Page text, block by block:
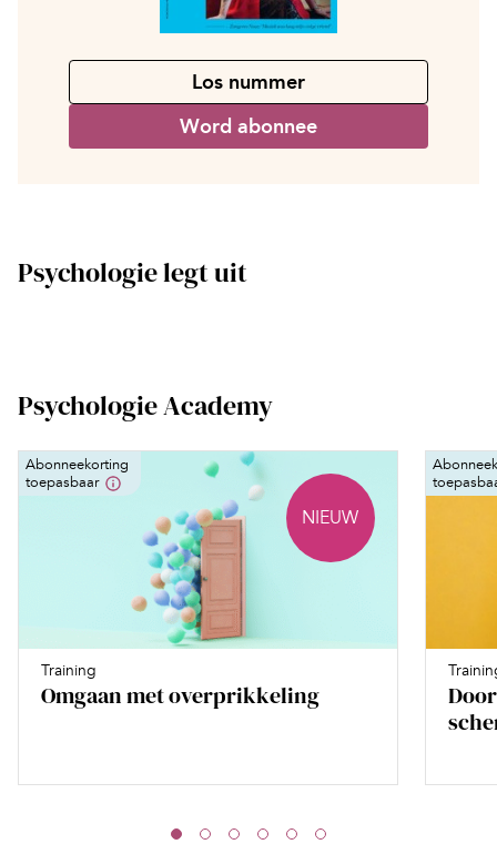
Los nummer
Word abonnee
Psychologie legt uit
Psychologie Academy
Abonneekorting
toepasbaar
NIEUW
Training
Omgaan met overprikkeling